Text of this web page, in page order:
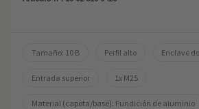
Tamaño: 10 B Perfil alto Enclave
Entrada superior 1x M25
Material (capota/base): Fundición de aluminio